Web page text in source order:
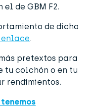
de GBM F2.
de dicho
.
pretextos para
tu colchón o en tu
rendimientos.